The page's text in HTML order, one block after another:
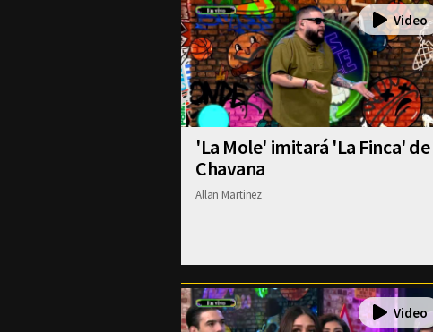
'La Mole' imitará 'La Finca' de
Chavana
Allan Martinez